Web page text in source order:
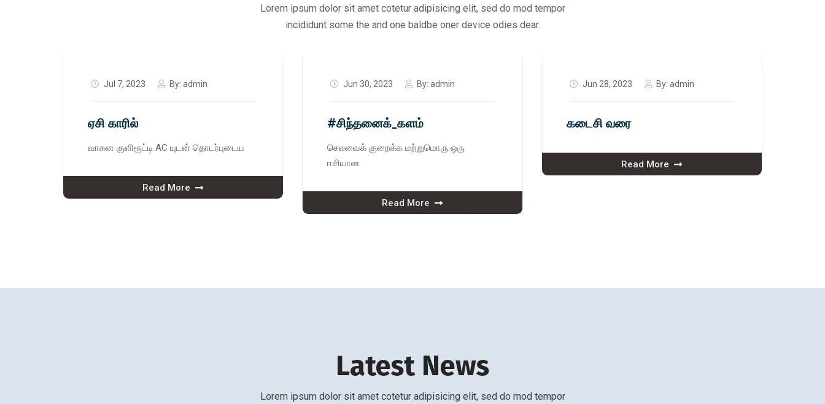
Lorem ipsum dolor sit amet cotetur adipisicing elit, sed do mod tempor
incididunt some the and one baldbe oner device odies dear.
Jul 7, 2023 By: admin
ஏசி காரில்
வாகன குளிரூட்டி AC யுடன் தொடர்புடைய
Read More
Jun 30, 2023 By: admin
#சிந்தனைக்_களம்
செலவைக் குறைக்க மற்றுமொரு ஒரு
ஈசியான
Read More
Jun 28, 2023 By: admin
கடைசி வரை
Read More
Latest News
Lorem ipsum dolor sit amet cotetur adipisicing elit, sed do mod tempor